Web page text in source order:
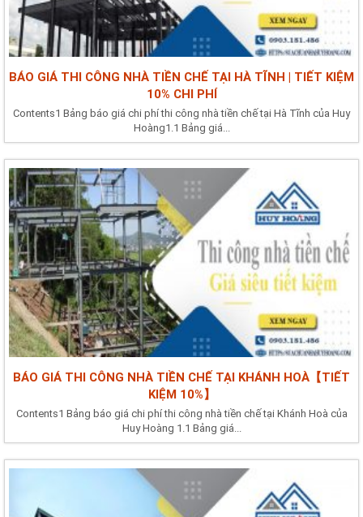
BÁO GIÁ THI CÔNG NHÀ TIỀN CHẾ TẠI HÀ TĨNH | TIẾT KIỆM
10% CHI PHÍ
Contents1 Bảng báo giá chi phí thi công nhà tiền chế tại Hà Tĩnh của Huy
Hoàng1.1 Bảng giá...
BÁO GIÁ THI CÔNG NHÀ TIỀN CHẾ TẠI KHÁNH HOÀ【TIẾT
KIỆM 10%】
Contents1 Bảng báo giá chi phí thi công nhà tiền chế tại Khánh Hoà của
Huy Hoàng 1.1 Bảng giá...